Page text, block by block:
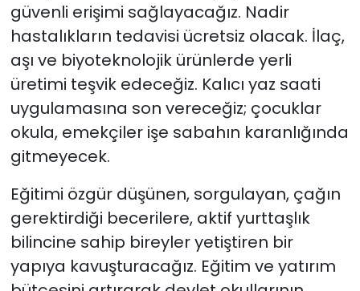
güvenli erişimi sağlayacağız. Nadir
hastalıkların tedavisi ücretsiz olacak. İlaç,
aşı ve biyoteknolojik ürünlerde yerli
üretimi teşvik edeceğiz. Kalıcı yaz saati
uygulamasına son vereceğiz; çocuklar
okula, emekçiler işe sabahın karanlığında
gitmeyecek.
Eğitimi özgür düşünen, sorgulayan, çağın
gerektirdiği becerilere, aktif yurttaşlık
bilincine sahip bireyler yetiştiren bir
yapıya kavuşturacağız. Eğitim ve yatırım